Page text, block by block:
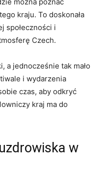
kraju. ⁣To doskonała
społeczności⁤ i
Czech.
a jednocześnie tak mało
i wydarzenia
czas,⁤ aby odkryć
kraj ​ma ‌do‌
⁤w